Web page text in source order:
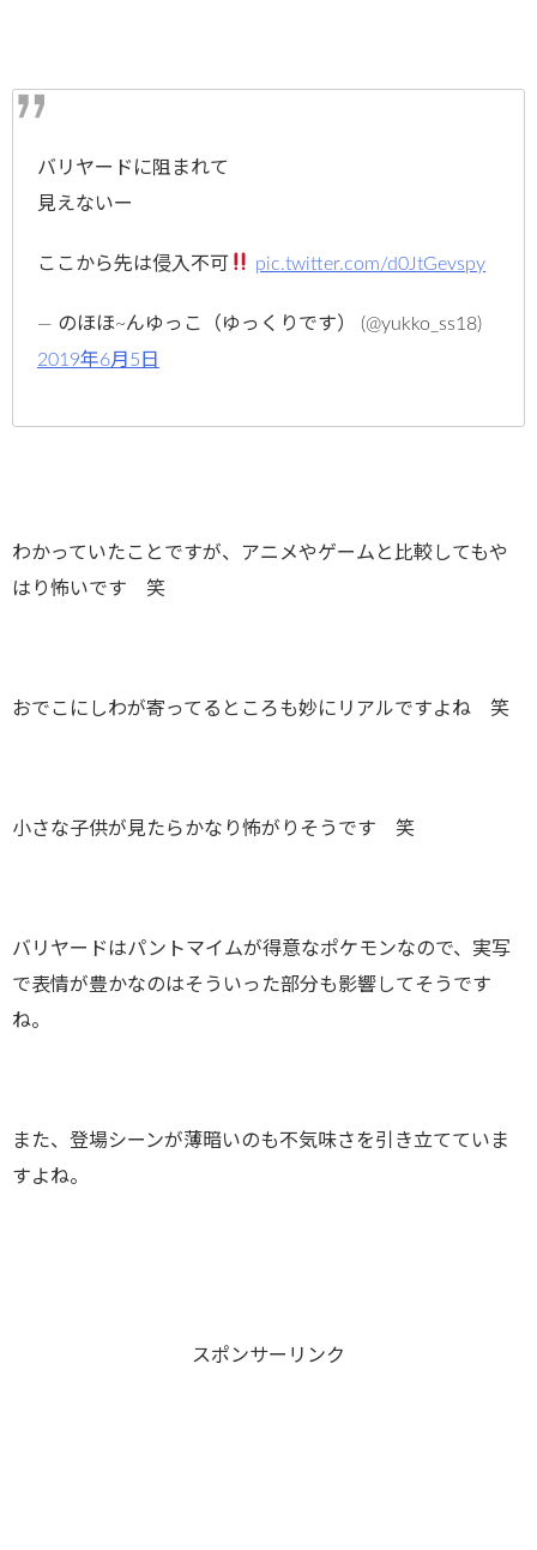
バリヤードに阻まれて
見えないー
ここから先は侵入不可 pic.twitter.com/d0JtGevspy
— のほほ~んゆっこ（ゆっくりです） (@yukko_ss18)
2019年6月5日
わかっていたことですが、アニメやゲームと比較してもや
はり怖いです 笑
おでこにしわが寄ってるところも妙にリアルですよね 笑
小さな子供が見たらかなり怖がりそうです 笑
バリヤードはパントマイムが得意なポケモンなので、実写
で表情が豊かなのはそういった部分も影響してそうです
ね。
また、登場シーンが薄暗いのも不気味さを引き立てていま
すよね。
スポンサーリンク